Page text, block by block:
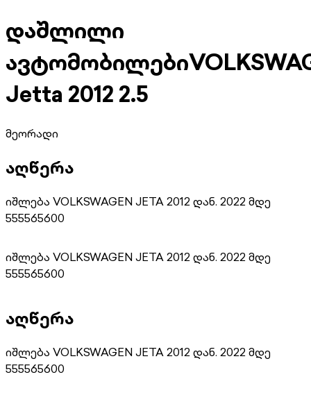
დაშლილი
ავტომობილები
Jetta 2012 2.5
მეორადი
აღწერა
იშლება VOLKSWAGEN JETA 2012 დან. 2022 მდე
555565600
იშლება VOLKSWAGEN JETA 2012 დან. 2022 მდე
555565600
აღწერა
იშლება VOLKSWAGEN JETA 2012 დან. 2022 მდე
555565600